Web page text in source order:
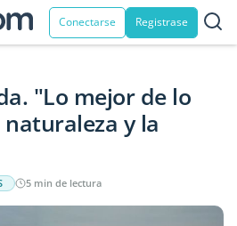
Conectarse Registrase
"Lo mejor de lo
y la
5 min de lectura